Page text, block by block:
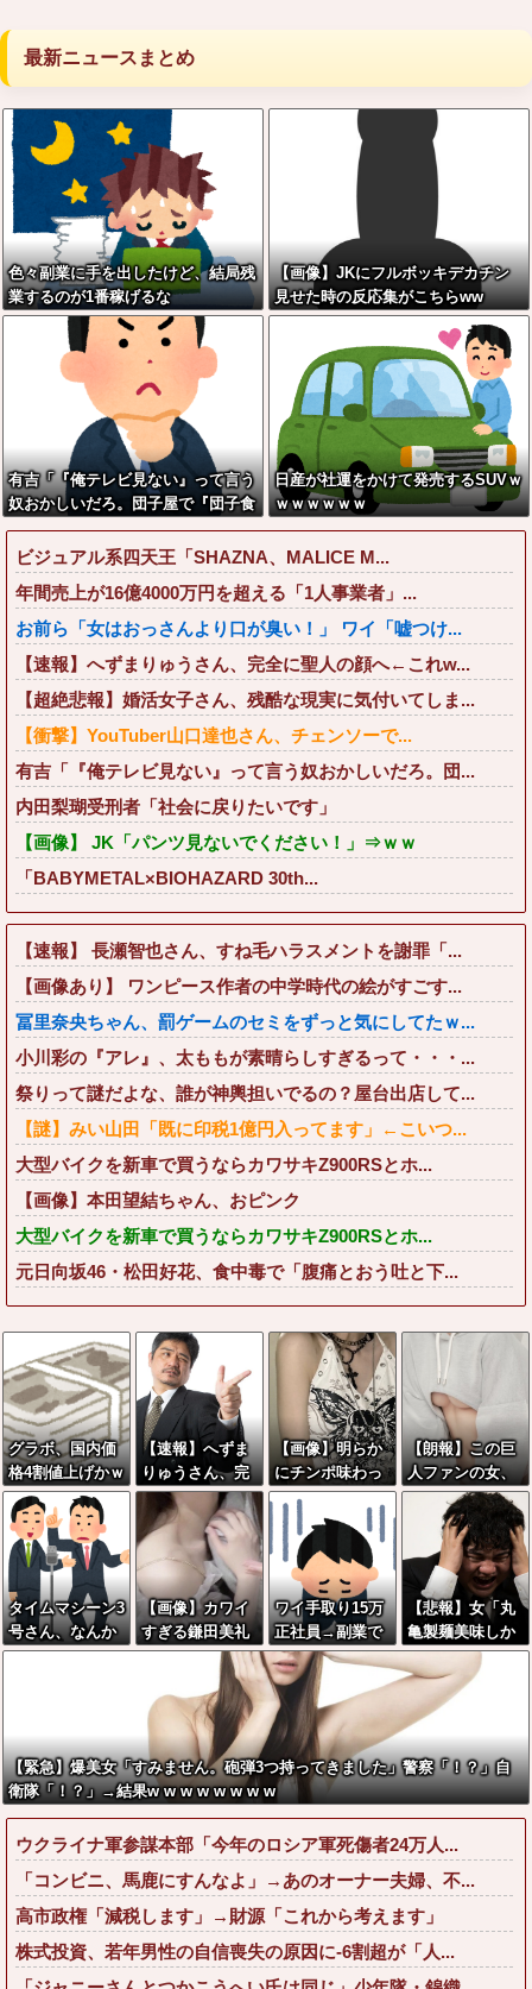
最新ニュースまとめ
色々副業に手を出したけど、結局残
業するのが1番稼げるな
【画像】JKにフルボッキデカチン
見せた時の反応集がこちらww
有吉「『俺テレビ見ない』って言う
奴おかしいだろ。団子屋で『団子食
べない』って言うか？」
日産が社運をかけて発売するSUVｗ
ｗｗｗｗｗｗ
ビジュアル系四天王「SHAZNA、MALICE M...
年間売上が16億4000万円を超える「1人事業者」...
お前ら「女はおっさんより口が臭い！」 ワイ「嘘つけ...
【速報】へずまりゅうさん、完全に聖人の顔へ←これw...
【超絶悲報】婚活女子さん、残酷な現実に気付いてしま...
【衝撃】YouTuber山口達也さん、チェンソーで...
有吉「『俺テレビ見ない』って言う奴おかしいだろ。団...
内田梨瑚受刑者「社会に戻りたいです」
【画像】 JK「パンツ見ないでください！」⇒ｗｗ
「BABYMETAL×BIOHAZARD 30th...
【速報】 長瀬智也さん、すね毛ハラスメントを謝罪「...
【画像あり】 ワンピース作者の中学時代の絵がすごす...
冨里奈央ちゃん、罰ゲームのセミをずっと気にしてたｗ...
小川彩の『アレ』、太ももが素晴らしすぎるって・・・...
祭りって謎だよな、誰が神輿担いでるの？屋台出店して...
【謎】みい山田「既に印税1億円入ってます」←こいつ...
大型バイクを新車で買うならカワサキZ900RSとホ...
【画像】本田望結ちゃん、おピンク
大型バイクを新車で買うならカワサキZ900RSとホ...
元日向坂46・松田好花、食中毒で「腹痛とおう吐と下...
グラボ、国内価
格4割値上げかｗ
ｗｗｗｗｗｗｗ
ｗｗｗｗｗｗｗ
ｗ
【速報】へずま
りゅうさん、完
全に聖人の顔へ
←これw w w w
w w w w
【画像】明らか
にチンポ味わっ
た後のメスガ
キ、変化を遂げ
る
【朗報】この巨
人ファンの女、
顔がえっちすぎ
てしまうwwww
タイムマシーン3
号さん、なんか
ちょうどいいポ
【画像】カワイ
すぎる鎌田美礼
棋士、サンタコ
スが性的すぎる
ワイ手取り15万
正社員→副業で
ウーバーやって
るんやが金がな
い
【悲報】女「丸
亀製麺美味しか
ったね」俺「ま
た来ようよ」店
員「お会計2380
円になりまー
す」→その後
『こう』なった
んだが俺悪くな
いよ
な？？？？？？
？？
【緊急】爆美女「すみません。砲弾3つ持ってきました」警察「！？」自
衛隊「！？」→結果w w w w w w w w
ウクライナ軍参謀本部「今年のロシア軍死傷者24万人...
「コンビニ、馬鹿にすんなよ」→あのオーナー夫婦、不...
高市政権「減税します」→財源「これから考えます」
株式投資、若年男性の自信喪失の原因に-6割超が「人...